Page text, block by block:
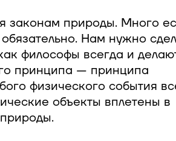
законам природы. Много
Нам нужно
философы всегда и
принципа — принципа
физического события
объекты вплетены в